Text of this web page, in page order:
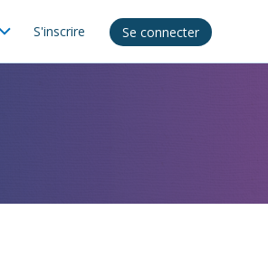
S'inscrire Se connecter